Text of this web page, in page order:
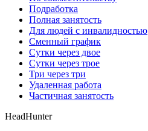
Подработка
Полная занятость
Для людей с инвалидностью
Сменный график
Сутки через двое
Сутки через трое
Три через три
Удаленная работа
Частичная занятость
HeadHunter